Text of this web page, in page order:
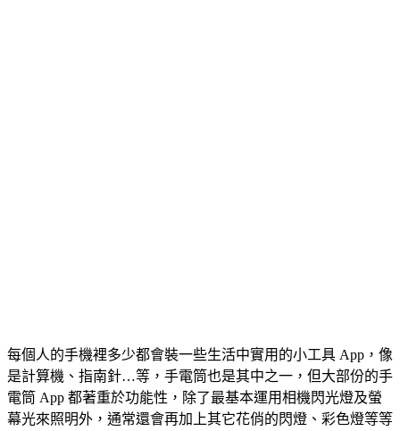
每個人的手機裡多少都會裝一些生活中實用的小工具 App，像
是計算機、指南針…等，手電筒也是其中之一，但大部份的手
電筒 App 都著重於功能性，除了最基本運用相機閃光燈及螢
幕光來照明外，通常還會再加上其它花俏的閃燈、彩色燈等等